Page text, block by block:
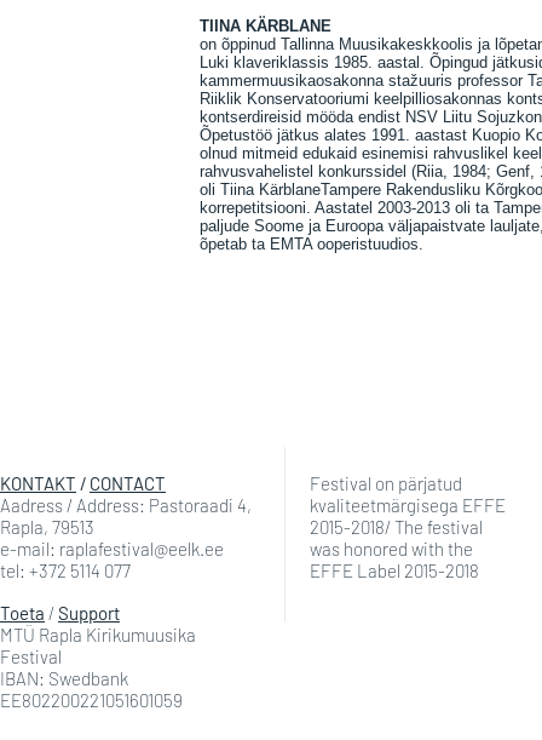
TIINA KÄRBLANE
on õppinud Tallinna Muusikakeskkoolis ja
Luki klaveriklassis 1985. aastal. Õpingud
kammermuusikaosakonna stažuuris professor
Riiklik Konservatooriumi keelpilliosakonnas
kontserdireisid mööda endist NSV Liitu
Õpetustöö jätkus alates 1991. aastast Kuopio
olnud mitmeid edukaid esinemisi rahvuslikel
rahvusvahelistel konkurssidel (Riia, 1984;
oli Tiina KärblaneTampere Rakendusliku
korrepetitsiooni. Aastatel 2003-2013 oli ta
paljude Soome ja Euroopa väljapaistvate
õpetab ta EMTA ooperistuudios.
KONTAKT / CONTACT
Aadress / Address: Pastoraadi 4,
Rapla, 79513
e-mail: raplafestival@eelk.ee
tel: +372 5114 077
Toeta / Support
MTÜ Rapla Kirikumuusika
Festival
IBAN: Swedbank
EE802200221051601059
Festival on pärjatud
kvaliteetmärgisega EFFE
2015-2018/ The festival
was honored with the
EFFE Label 2015-2018